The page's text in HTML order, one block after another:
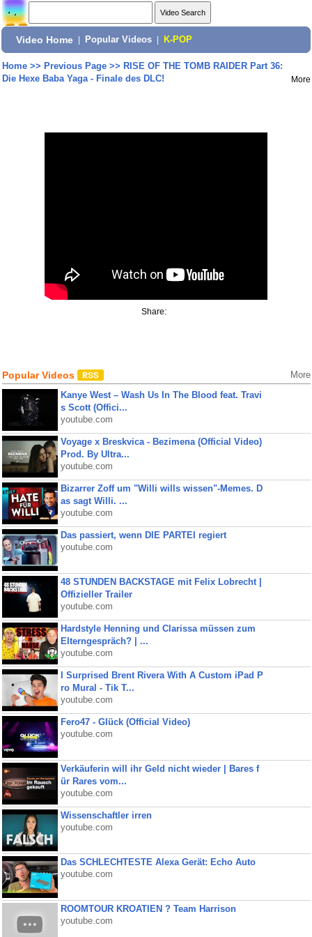
Video Home Popular Videos K-POP
Home>> Previous Page>> RISE OF THE TOMB RAIDER Part 36:
Die Hexe Baba Yaga - Finale des DLC!
More
Share:
Popular Videos More
Kanye West – Wash Us In The Blood feat. Travi
s Scott (Offici...
youtube.com
Voyage x Breskvica - Bezimena (Official Video)
Prod. By Ultra...
youtube.com
Bizarrer Zoff um "Willi wills wissen"-Memes. D
as sagt Willi. ...
youtube.com
Das passiert, wenn DIE PARTEI regiert
youtube.com
48 STUNDEN BACKSTAGE mit Felix Lobrecht |
Offizieller Trailer
youtube.com
Hardstyle Henning und Clarissa müssen zum
Elterngespräch? | ...
youtube.com
I Surprised Brent Rivera With A Custom iPad P
ro Mural - Tik T...
youtube.com
Fero47 - Glück (Official Video)
youtube.com
Verkäuferin will ihr Geld nicht wieder | Bares f
ür Rares vom...
youtube.com
Wissenschaftler irren
youtube.com
Das SCHLECHTESTE Alexa Gerät: Echo Auto
youtube.com
ROOMTOUR KROATIEN ? Team Harrison
youtube.com